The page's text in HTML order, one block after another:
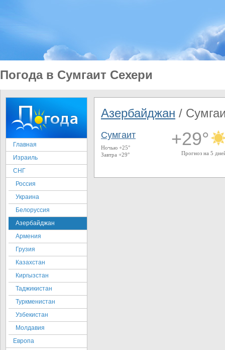
Погода в Сумгаит Сехери
Главная
Израиль
СНГ
Россия
Украина
Белоруссия
Азербайджан
Армения
Грузия
Казахстан
Киргызстан
Таджикистан
Туркменистан
Узбекистан
Молдавия
Европа
Азербайджан /
Сумгаит
Ночью +25°
Завтра +29°
+29°
Прогноз на 5